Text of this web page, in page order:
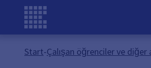
Start-Çalışan öğrenciler ve diğer